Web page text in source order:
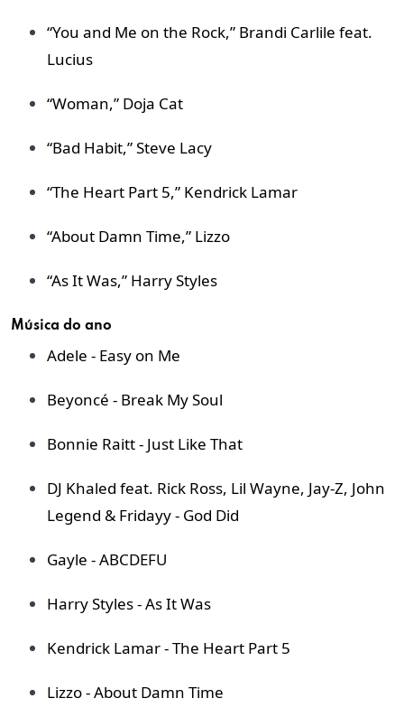
“You and Me on the Rock,” Brandi Carlile feat.
Lucius
“Woman,” Doja Cat
“Bad Habit,” Steve Lacy
“The Heart Part 5,” Kendrick Lamar
“About Damn Time,” Lizzo
“As It Was,” Harry Styles
Música do ano
Adele - Easy on Me
Beyoncé - Break My Soul
Bonnie Raitt - Just Like That
DJ Khaled feat. Rick Ross, Lil Wayne, Jay-Z, John
Legend & Fridayy - God Did
Gayle - ABCDEFU
Harry Styles - As It Was
Kendrick Lamar - The Heart Part 5
Lizzo - About Damn Time